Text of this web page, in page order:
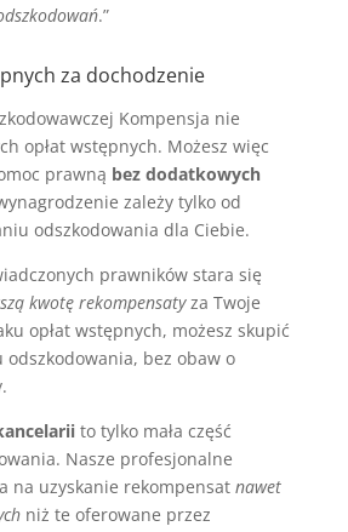
.”
za dochodzenie
Kompensja nie
opłat wstępnych. Możesz więc
prawną bez dodatkowych
zależy tylko od
odszkodowania dla Ciebie.
prawników stara się
kwotę rekompensatyza Twoje
opłat wstępnych, możesz skupić
odszkodowania, bez obaw o
to tylko mała część
Nasze profesjonalne
na uzyskanie rekompensat nawet
niż te oferowane przez